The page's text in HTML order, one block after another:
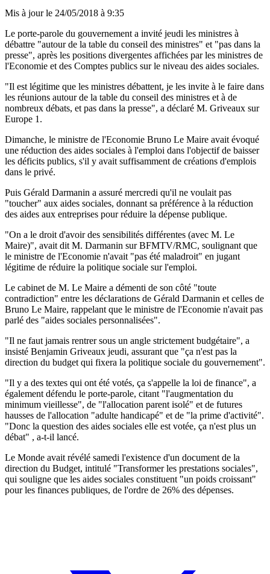
Mis à jour le 24/05/2018 à 9:35
Le porte-parole du gouvernement a invité jeudi les ministres à
débattre "autour de la table du conseil des ministres" et "pas dans la
presse", après les positions divergentes affichées par les ministres de
l'Economie et des Comptes publics sur le niveau des aides sociales.
"Il est légitime que les ministres débattent, je les invite à le faire dans
les réunions autour de la table du conseil des ministres et à de
nombreux débats, et pas dans la presse", a déclaré M. Griveaux sur
Europe 1.
Dimanche, le ministre de l'Economie Bruno Le Maire avait évoqué
une réduction des aides sociales à l'emploi dans l'objectif de baisser
les déficits publics, s'il y avait suffisamment de créations d'emplois
dans le privé.
Puis Gérald Darmanin a assuré mercredi qu'il ne voulait pas
"toucher" aux aides sociales, donnant sa préférence à la réduction
des aides aux entreprises pour réduire la dépense publique.
"On a le droit d'avoir des sensibilités différentes (avec M. Le
Maire)", avait dit M. Darmanin sur BFMTV/RMC, soulignant que
le ministre de l'Economie n'avait "pas été maladroit" en jugant
légitime de réduire la politique sociale sur l'emploi.
Le cabinet de M. Le Maire a démenti de son côté "toute
contradiction" entre les déclarations de Gérald Darmanin et celles de
Bruno Le Maire, rappelant que le ministre de l'Economie n'avait pas
parlé des "aides sociales personnalisées".
"Il ne faut jamais rentrer sous un angle strictement budgétaire", a
insisté Benjamin Griveaux jeudi, assurant que "ça n'est pas la
direction du budget qui fixera la politique sociale du gouvernement".
"Il y a des textes qui ont été votés, ça s'appelle la loi de finance", a
également défendu le porte-parole, citant "l'augmentation du
minimum vieillesse", de "l'allocation parent isolé" et de futures
hausses de l'allocation "adulte handicapé" et de "la prime d'activité".
"Donc la question des aides sociales elle est votée, ça n'est plus un
débat" , a-t-il lancé.
Le Monde avait révélé samedi l'existence d'un document de la
direction du Budget, intitulé "Transformer les prestations sociales",
qui souligne que les aides sociales constituent "un poids croissant"
pour les finances publiques, de l'ordre de 26% des dépenses.